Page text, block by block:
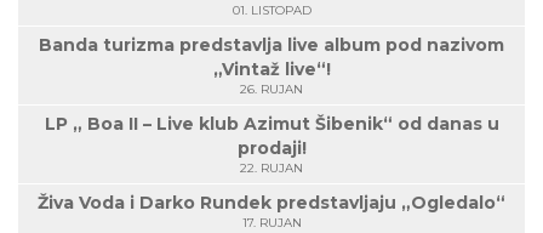
01. LISTOPAD
Banda turizma predstavlja live album pod nazivom
„Vintaž live“!
26. RUJAN
LP „ Boa II – Live klub Azimut Šibenik“ od danas u
prodaji!
22. RUJAN
Živa Voda i Darko Rundek predstavljaju „Ogledalo“
17. RUJAN